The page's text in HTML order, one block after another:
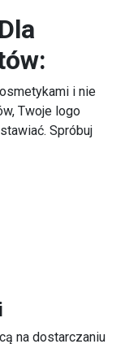
i nie
Twoje logo
Spróbuj
na dostarczaniu